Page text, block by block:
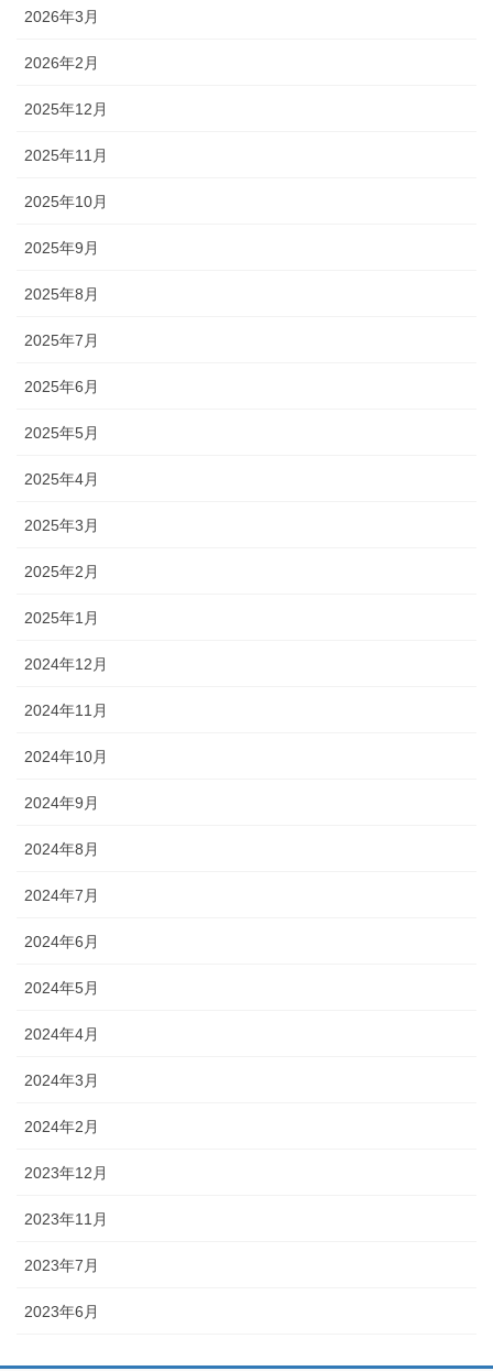
2026年3月
2026年2月
2025年12月
2025年11月
2025年10月
2025年9月
2025年8月
2025年7月
2025年6月
2025年5月
2025年4月
2025年3月
2025年2月
2025年1月
2024年12月
2024年11月
2024年10月
2024年9月
2024年8月
2024年7月
2024年6月
2024年5月
2024年4月
2024年3月
2024年2月
2023年12月
2023年11月
2023年7月
2023年6月